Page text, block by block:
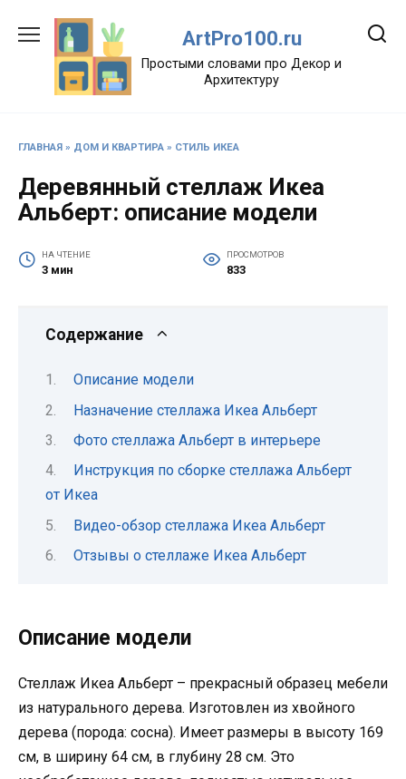
содержанию
ArtPro100.ru
Простыми словами про Декор и
Архитектуру
ГЛАВНАЯ » ДОМ И КВАРТИРА » СТИЛЬ ИКЕА
Деревянный стеллаж Икеа
Альберт: описание модели
НА ЧТЕНИЕ
3 мин
ПРОСМОТРОВ
833
Содержание
Описание модели
Назначение стеллажа Икеа Альберт
Фото стеллажа Альберт в интерьере
Инструкция по сборке стеллажа Альберт
от Икеа
Видео-обзор стеллажа Икеа Альберт
Отзывы о стеллаже Икеа Альберт
Описание модели
Стеллаж Икеа Альберт – прекрасный образец мебели
из натурального дерева. Изготовлен из хвойного
дерева (порода: сосна). Имеет размеры в высоту 169
см, в ширину 64 см, в глубину 28 см. Это